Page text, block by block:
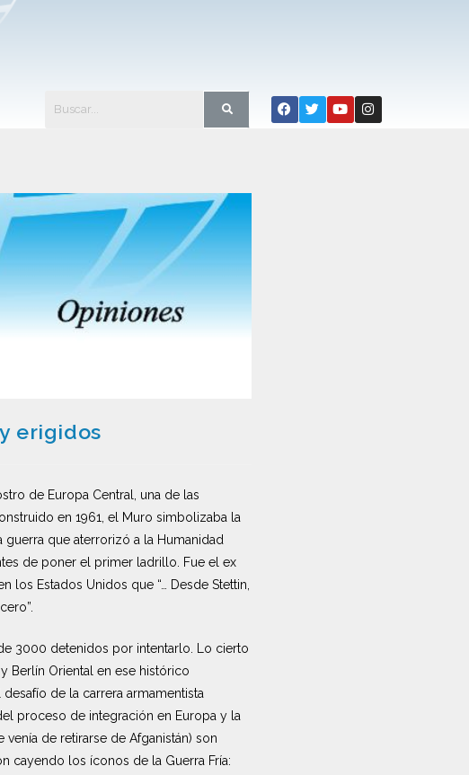
erigidos
de Europa Central, una de las
en 1961, el Muro simbolizaba la
que aterrorizó a la Humanidad
de poner el primer ladrillo. Fue el ex
los Estados Unidos que “… Desde Stettin,
3000 detenidos por intentarlo. Lo cierto
Berlín Oriental en ese histórico
de la carrera armamentista
proceso de integración en Europa y la
de retirarse de Afganistán) son
cayendo los íconos de la Guerra Fría: